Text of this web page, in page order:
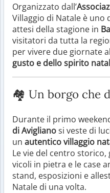
Organizzato dall’
Villaggio di Natale è
attesi della stagione in
visitatori da tutta la
per vivere due giornate
gusto e dello spirito
🏘️ Un borgo che
Durante il primo
di Aviglianosi veste di
un autentico villaggio
Le vie del centro
vicoli in pietra e le case
stand, esposizioni e
Natale di una volta.